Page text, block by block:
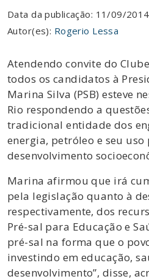
Data da publicação: 11/09/2014
Autor(es): Rogerio Lessa
Atendendo convite do
todos os candidatos à
Marina Silva (PSB) esteve
Rio respondendo a
tradicional entidade dos
energia, petróleo e seu uso
desenvolvimento
Marina afirmou que irá
pela legislação quanto à
respectivamente, dos
Pré-sal para Educação e
pré-sal na forma que o
investindo em educação,
desenvolvimento”, disse,